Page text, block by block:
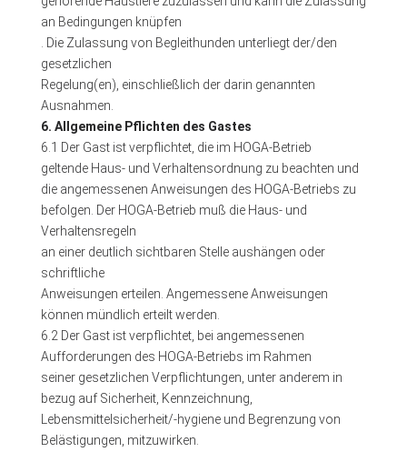
an Bedingungen knüpfen
. Die Zulassung von Begleithunden unterliegt der/den
gesetzlichen
Regelung(en), einschließlich der darin genannten
Ausnahmen.
6. Allgemeine Pflichten des Gastes
6.1 Der Gast ist verpflichtet, die im HOGA-Betrieb
geltende Haus- und Verhaltensordnung zu beachten und
die angemessenen Anweisungen des HOGA-Betriebs zu
befolgen. Der HOGA-Betrieb muß die Haus- und
Verhaltensregeln
an einer deutlich sichtbaren Stelle aushängen oder
schriftliche
Anweisungen erteilen. Angemessene Anweisungen
können mündlich erteilt werden.
6.2 Der Gast ist verpflichtet, bei angemessenen
Aufforderungen des HOGA-Betriebs im Rahmen
seiner gesetzlichen Verpflichtungen, unter anderem in
bezug auf Sicherheit, Kennzeichnung,
Lebensmittelsicherheit/-hygiene und Begrenzung von
Belästigungen, mitzuwirken.